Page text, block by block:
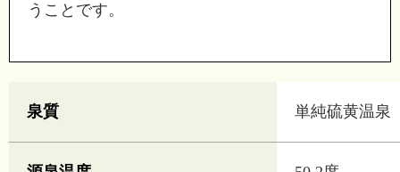
うことです。
泉質 単純硫黄温泉